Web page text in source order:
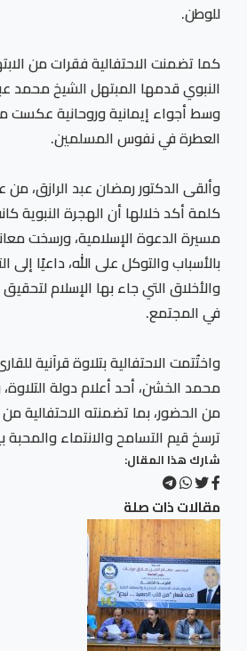
للوطن.
كما تضمنت الاحتفالية فقرات من
النبوي قدمها المبتهل الشيخ محمد
وسط أجواء إيمانية وروحانية عكست
العطرة في نفوس المسلمين.
وألقى الدكتور رمضان عبد الرازق، من
كلمة أكد خلالها أن الهجرة النبوية
مسيرة الدعوة الإسلامية، ورسخت
بالأسباب والتوكل على الله، داعيًا إلى
والأخلاق التي جاء بها الإسلام
في المجتمع.
واختُتمت الاحتفالية بتلاوة قرآنية
محمد الخشن، أحد أعلام دولة
من الحضور، بما تضمنته الاحتفالية
ترسخ قيم التسامح والانتماء والمحبة
شارك هذا المقال:
مقالات ذات صلة